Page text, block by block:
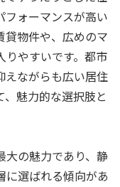
フォーマンスが高い
貸物件や、広めのマ
りやすいです。都市
えながらも広い居住
魅力的な選択肢と
大の魅力であり、静
に選ばれる傾向があ